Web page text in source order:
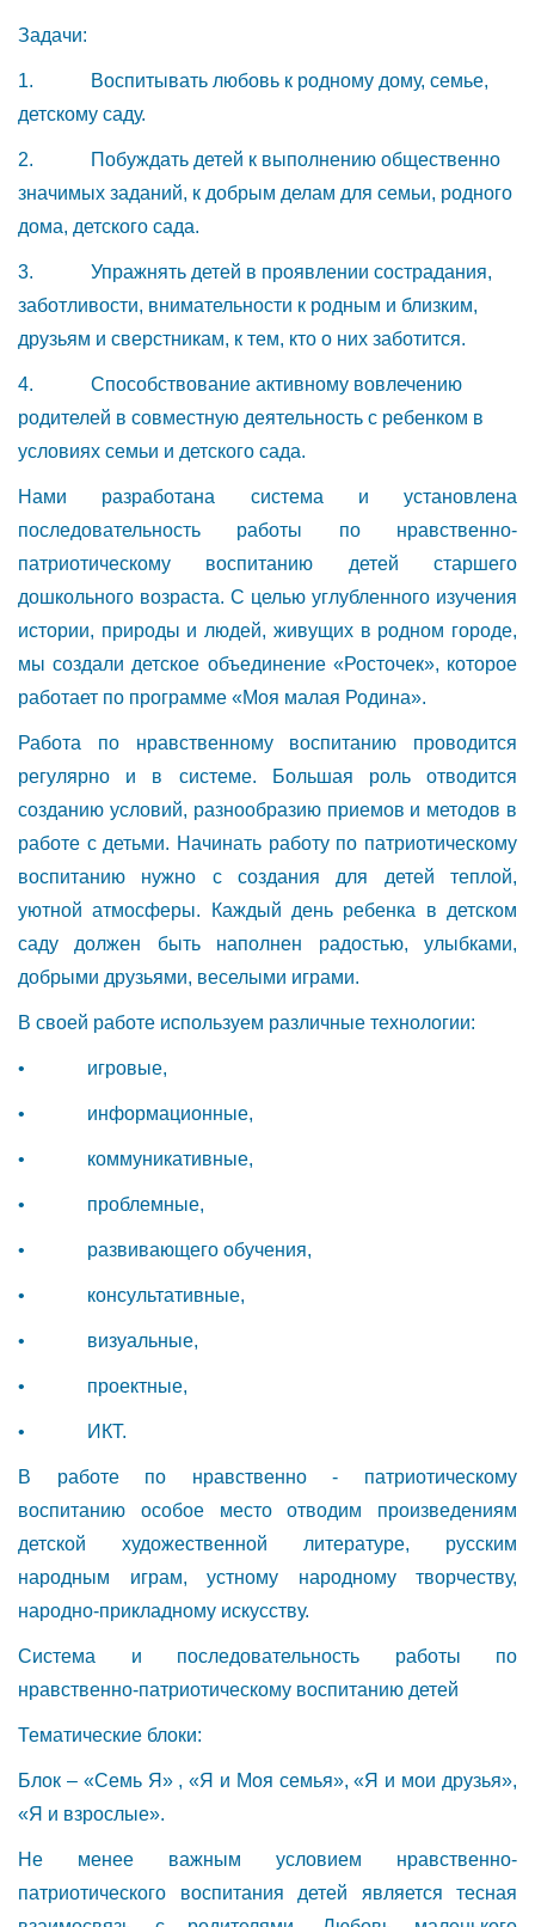
Задачи:
1. Воспитывать любовь к родному дому, семье,
детскому саду.
2. Побуждать детей к выполнению общественно
значимых заданий, к добрым делам для семьи, родного
дома, детского сада.
3. Упражнять детей в проявлении сострадания,
заботливости, внимательности к родным и близким,
друзьям и сверстникам, к тем, кто о них заботится.
4. Способствование активному вовлечению
родителей в совместную деятельность с ребенком в
условиях семьи и детского сада.
Нами разработана система и установлена
последовательность работы по нравственно-
патриотическому воспитанию детей старшего
дошкольного возраста. С целью углубленного изучения
истории, природы и людей, живущих в родном городе,
мы создали детское объединение «Росточек», которое
работает по программе «Моя малая Родина».
Работа по нравственному воспитанию проводится
регулярно и в системе. Большая роль отводится
созданию условий, разнообразию приемов и методов в
работе с детьми. Начинать работу по патриотическому
воспитанию нужно с создания для детей теплой,
уютной атмосферы. Каждый день ребенка в детском
саду должен быть наполнен радостью, улыбками,
добрыми друзьями, веселыми играми.
В своей работе используем различные технологии:
• игровые,
• информационные,
• коммуникативные,
• проблемные,
• развивающего обучения,
• консультативные,
• визуальные,
• проектные,
• ИКТ.
В работе по нравственно - патриотическому
воспитанию особое место отводим произведениям
детской художественной литературе, русским
народным играм, устному народному творчеству,
народно-прикладному искусству.
Система и последовательность работы по
нравственно-патриотическому воспитанию детей
Тематические блоки:
Блок – «Семь Я» , «Я и Моя семья», «Я и мои друзья»,
«Я и взрослые».
Не менее важным условием нравственно-
патриотического воспитания детей является тесная